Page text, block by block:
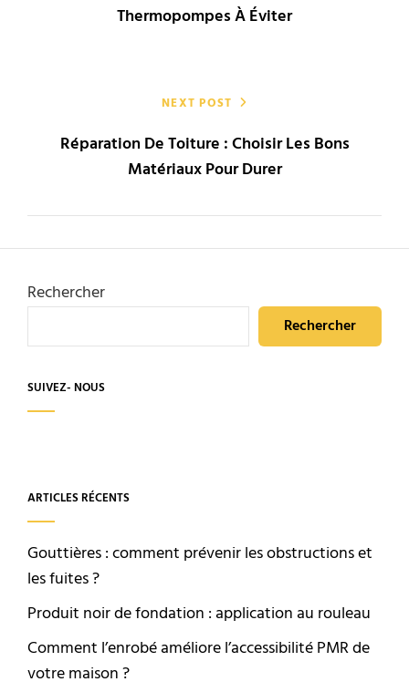
Thermopompes À Éviter
NEXT POST
Réparation De Toiture : Choisir Les Bons
Matériaux Pour Durer
Rechercher
Rechercher
SUIVEZ- NOUS
ARTICLES RÉCENTS
Gouttières : comment prévenir les obstructions et
les fuites ?
Produit noir de fondation : application au rouleau
Comment l’enrobé améliore l’accessibilité PMR de
votre maison ?